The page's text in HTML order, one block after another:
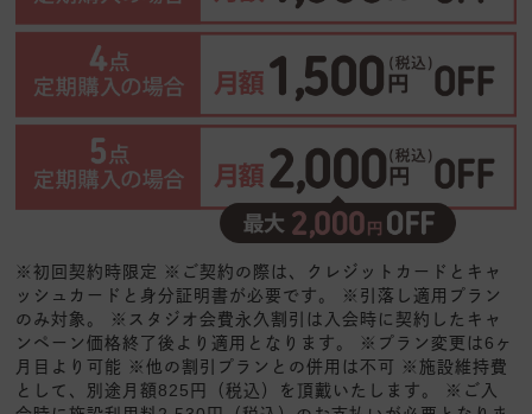
※初回契約時限定 ※ご契約の際は、クレジットカードとキャ
ッシュカードと身分証明書が必要です。 ※引落し適用プラン
のみ対象。 ※スタジオ会費永久割引は入会時に契約したキャ
ンペーン価格終了後より適用となります。 ※プラン変更は6ヶ
月目より可能 ※他の割引プランとの併用は不可 ※施設維持費
として、別途月額825円（税込）を頂戴いたします。 ※ご入